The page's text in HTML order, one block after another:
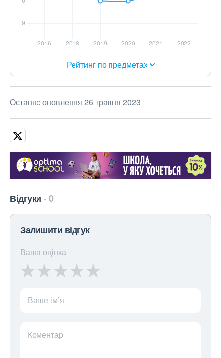
Рейтинг по предметах
Останнє оновлення 26 травня 2023
Відгуки 0
Залишити відгук
Ваша оцінка
Ваше ім’я
Коментар